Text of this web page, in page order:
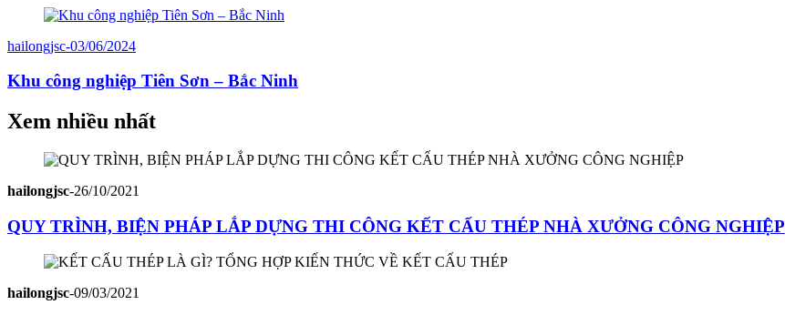
hailongjsc-03/06/2024
Khu công nghiệp Tiên Sơn – Bắc Ninh
Xem nhiều nhất
hailongjsc-26/10/2021
QUY TRÌNH, BIỆN PHÁP LẮP DỰNG THI CÔNG KẾT CẤU THÉP NHÀ XƯỞNG CÔNG NGHIỆP
hailongjsc-09/03/2021